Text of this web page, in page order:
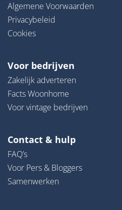
Algemene Voorwaarden
Privacybeleid
Cookies
Voor bedrijven
Zakelijk adverteren
Facts Woonhome
Voor vintage bedrijven
Contact & hulp
FAQ’s
Voor Pers & Bloggers
Samenwerken